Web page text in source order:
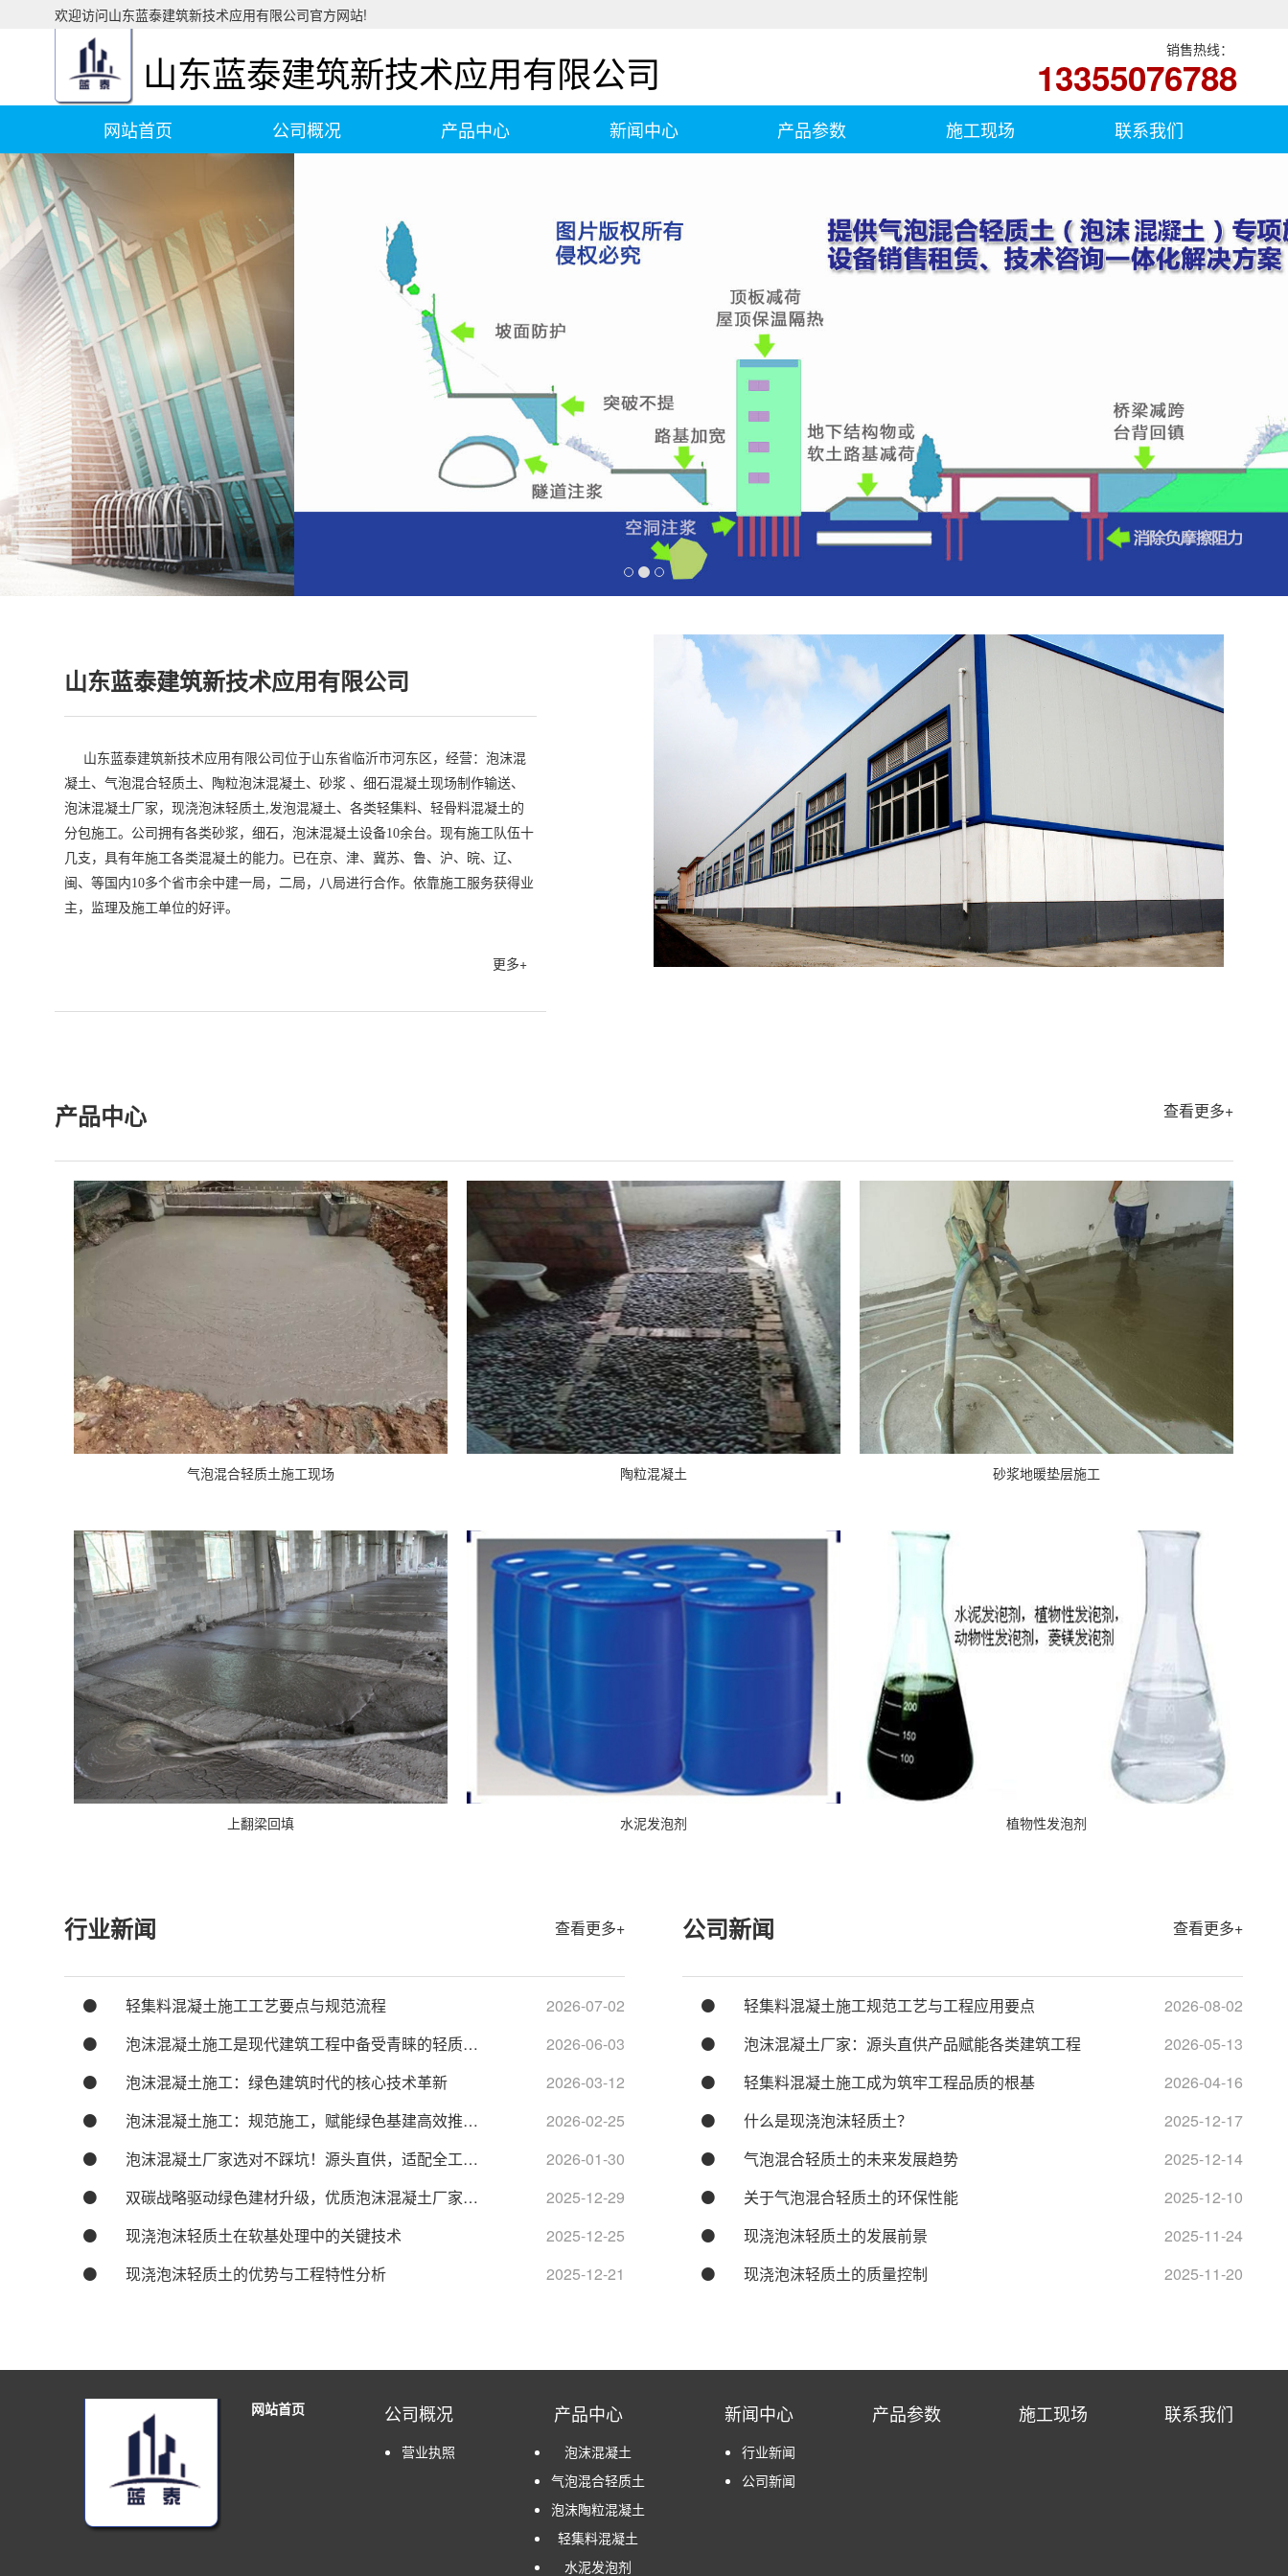
欢迎访问山东蓝泰建筑新技术应用有限公司官方网站!
山东蓝泰建筑新技术应用有限公司 销售热线：
13355076788
网站首页 公司概况 产品中心 新闻中心 产品参数 施工现场 联系我们
山东蓝泰建筑新技术应用有限公司
山东蓝泰建筑新技术应用有限公司位于山东省临沂市河东区，经营： 泡沫混
凝土、 气泡混合轻质土、
陶粒泡沫混凝土、砂浆 、细石混凝土现场制作输送、
泡沫混凝土厂家，现浇泡沫轻质土,发泡混凝土、各类轻集料、轻骨料混凝土的
分包施工。公司拥有各类砂浆，细石，泡沫混凝土设备10余台。现有施工队伍十
几支，具有年施工各类混凝土的能力。已在京、津、冀苏、鲁、沪、晥、辽、
闽、等国内10多个省市余中建一局，二局，八局进行合作。依靠施工服务获得业
主，监理及施工单位的好评。
更多+
产品中心 查看更多+
气泡混合轻质土施工现场 陶粒混凝土 砂浆地暖垫层施工
上翻梁回填 水泥发泡剂 植物性发泡剂
行业新闻 查看更多+
轻集料混凝土施工工艺要点与规范流程
2026-07-02
泡沫混凝土施工是现代建筑工程中备受青睐的轻质…
2026-06-03
泡沫混凝土施工：绿色建筑时代的核心技术革新
2026-03-12
泡沫混凝土施工：规范施工，赋能绿色基建高效推…
2026-02-25
泡沫混凝土厂家选对不踩坑！源头直供，适配全工…
2026-01-30
双碳战略驱动绿色建材升级，优质泡沫混凝土厂家…
2025-12-29
现浇泡沫轻质土在软基处理中的关键技术
2025-12-25
现浇泡沫轻质土的优势与工程特性分析
2025-12-21
公司新闻 查看更多+
轻集料混凝土施工规范工艺与工程应用要点
2026-08-02
泡沫混凝土厂家：源头直供产品赋能各类建筑工程
2026-05-13
轻集料混凝土施工成为筑牢工程品质的根基
2026-04-16
什么是现浇泡沫轻质土？
2025-12-17
气泡混合轻质土的未来发展趋势
2025-12-14
关于气泡混合轻质土的环保性能
2025-12-10
现浇泡沫轻质土的发展前景
2025-11-24
现浇泡沫轻质土的质量控制
2025-11-20
网站首页 公司概况
营业执照
产品中心
泡沫混凝土
气泡混合轻质土
泡沫陶粒混凝土
轻集料混凝土
水泥发泡剂
新闻中心
行业新闻
公司新闻
产品参数 施工现场 联系我们